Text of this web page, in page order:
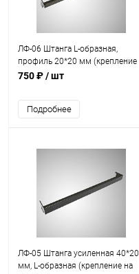
ЛФ-06 Штанга L-образная,
профиль 20*20 мм (крепление
на стойку)
750 ₽/ шт
Подробнее
ЛФ-05 Штанга усиленная 40*20
мм, L-образная (крепление на